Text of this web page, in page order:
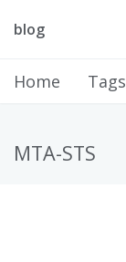
blog
Home Tags
MTA-STS